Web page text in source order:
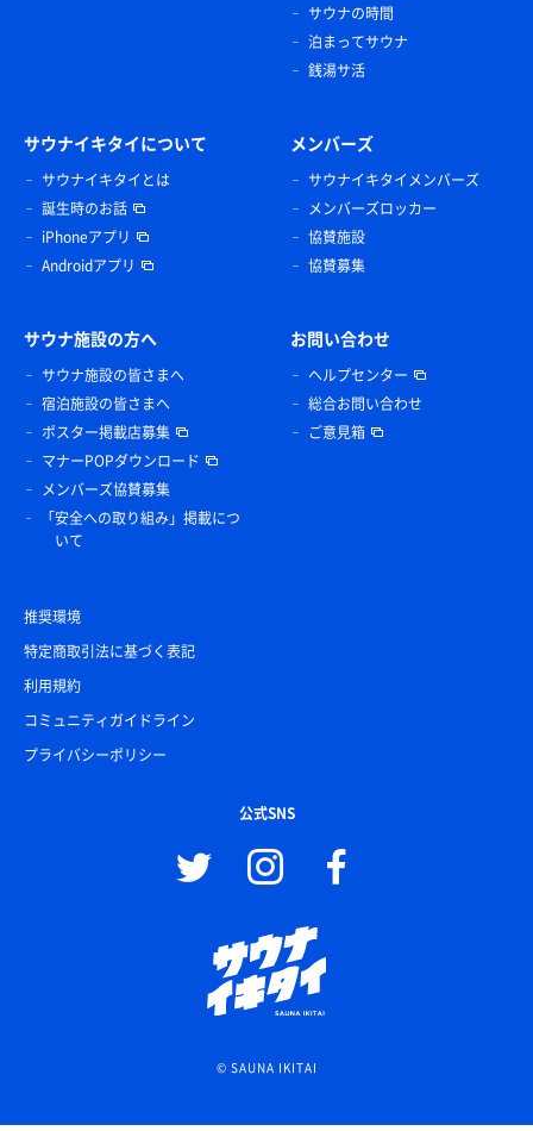
サウナの時間
泊まってサウナ
銭湯サ活
サウナイキタイについて
サウナイキタイとは
誕生時のお話
iPhoneアプリ
Androidアプリ
メンバーズ
サウナイキタイメンバーズ
メンバーズロッカー
協賛施設
協賛募集
サウナ施設の方へ
サウナ施設の皆さまへ
宿泊施設の皆さまへ
ポスター掲載店募集
マナーPOPダウンロード
メンバーズ協賛募集
「安全への取り組み」掲載につ
いて
お問い合わせ
ヘルプセンター
総合お問い合わせ
ご意見箱
推奨環境
特定商取引法に基づく表記
利用規約
コミュニティガイドライン
プライバシーポリシー
公式SNS
© SAUNA IKITAI